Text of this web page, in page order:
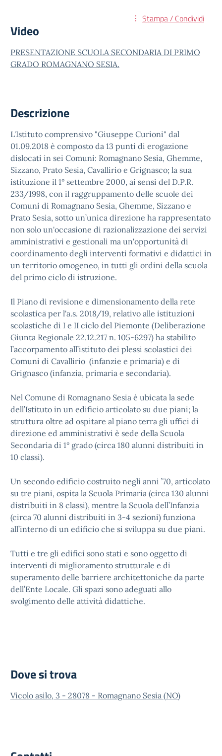
Stampa / Condividi
Video
PRESENTAZIONE SCUOLA SECONDARIA DI PRIMO
GRADO ROMAGNANO SESIA.
Descrizione
L'Istituto comprensivo "Giuseppe Curioni" dal
01.09.2018 è composto da 13 punti di erogazione
dislocati in sei Comuni: Romagnano Sesia, Ghemme,
Sizzano, Prato Sesia, Cavallirio e Grignasco; la sua
istituzione il 1° settembre 2000, ai sensi del D.P.R.
233/1998, con il raggruppamento delle scuole dei
Comuni di Romagnano Sesia, Ghemme, Sizzano e
Prato Sesia, sotto un’unica direzione ha rappresentato
non solo un'occasione di razionalizzazione dei servizi
amministrativi e gestionali ma un'opportunità di
coordinamento degli interventi formativi e didattici in
un territorio omogeneo, in tutti gli ordini della scuola
del primo ciclo di istruzione.
Il Piano di revisione e dimensionamento della rete
scolastica per l'a.s. 2018/19, relativo alle istituzioni
scolastiche di I e II ciclo del Piemonte (Deliberazione
Giunta Regionale 22.12.217 n. 105-6297) ha stabilito
l’accorpamento all’istituto dei plessi scolastici dei
Comuni di Cavallirio (infanzie e primaria) e di
Grignasco (infanzia, primaria e secondaria).
Nel Comune di Romagnano Sesia è ubicata la sede
dell’Istituto in un edificio articolato su due piani; la
struttura oltre ad ospitare al piano terra gli uffici di
direzione ed amministrativi è sede della Scuola
Secondaria di 1° grado (circa 180 alunni distribuiti in
10 classi).
Un secondo edificio costruito negli anni ’70, articolato
su tre piani, ospita la Scuola Primaria (circa 130 alunni
distribuiti in 8 classi), mentre la Scuola dell’Infanzia
(circa 70 alunni distribuiti in 3-4 sezioni) funziona
all’interno di un edificio che si sviluppa su due piani.
Tutti e tre gli edifici sono stati e sono oggetto di
interventi di miglioramento strutturale e di
superamento delle barriere architettoniche da parte
dell’Ente Locale. Gli spazi sono adeguati allo
svolgimento delle attività didattiche.
Dove si trova
Vicolo asilo, 3 - 28078 - Romagnano Sesia (NO)